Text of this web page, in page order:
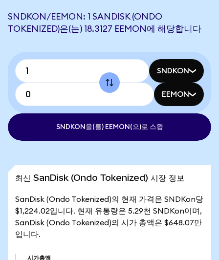
SNDKON/EEMON: 1 SANDISK (ONDO
TOKENIZED)은(는) 18.3127 EEMON에 해당합니다
SNDKON
EEMON
SNDKON을(를) EEMON(으)로 스왑
최신 SanDisk (Ondo Tokenized) 시장 정보
SanDisk (Ondo Tokenized)의 현재 가격은 SNDKon당
$1,224.02입니다. 현재 유통량은 5.29천 SNDKon이며,
SanDisk (Ondo Tokenized)의 시가 총액은 $648.07만
입니다.
시가총액